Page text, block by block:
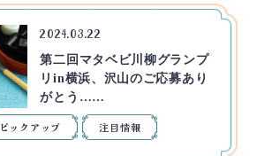
2024.03.22
第二回マタベビ川柳グランプ
リin横浜、沢山のご応募あり
がとう……
ピックアップ 注目情報